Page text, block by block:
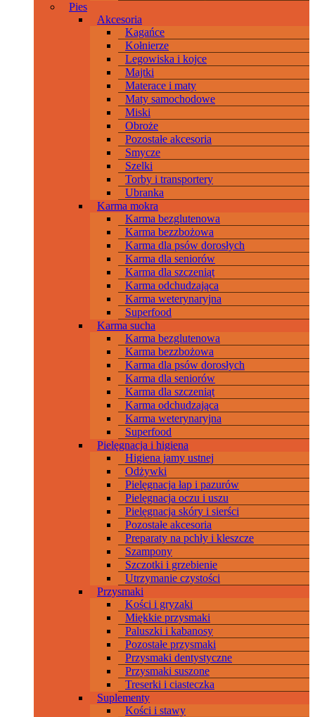
Pies
Akcesoria
Kagańce
Kołnierze
Legowiska i kojce
Majtki
Materace i maty
Maty samochodowe
Miski
Obroże
Pozostałe akcesoria
Smycze
Szelki
Torby i transportery
Ubranka
Karma mokra
Karma bezglutenowa
Karma bezzbożowa
Karma dla psów dorosłych
Karma dla seniorów
Karma dla szczeniąt
Karma odchudzająca
Karma weterynaryjna
Superfood
Karma sucha
Karma bezglutenowa
Karma bezzbożowa
Karma dla psów dorosłych
Karma dla seniorów
Karma dla szczeniąt
Karma odchudzająca
Karma weterynaryjna
Superfood
Pielęgnacja i higiena
Higiena jamy ustnej
Odżywki
Pielęgnacja łap i pazurów
Pielęgnacja oczu i uszu
Pielęgnacja skóry i sierści
Pozostałe akcesoria
Preparaty na pchły i kleszcze
Szampony
Szczotki i grzebienie
Utrzymanie czystości
Przysmaki
Kości i gryzaki
Miękkie przysmaki
Paluszki i kabanosy
Pozostałe przysmaki
Przysmaki dentystyczne
Przysmaki suszone
Treserki i ciasteczka
Suplementy
Kości i stawy